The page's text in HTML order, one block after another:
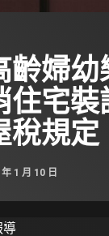
齡婦幼
宅裝
稅規定
1 月 10 日
導